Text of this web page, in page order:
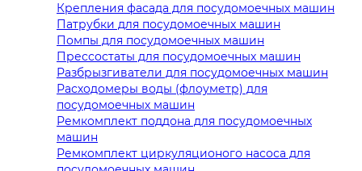
Крепления фасада для посудомоечных машин
Патрубки для посудомоечных машин
Помпы для посудомоечных машин
Прессостаты для посудомоечных машин
Разбрызгиватели для посудомоечных машин
Расходомеры воды (флоуметр) для
посудомоечных машин
Ремкомплект поддона для посудомоечных
машин
Ремкомплект циркуляционого насоса для